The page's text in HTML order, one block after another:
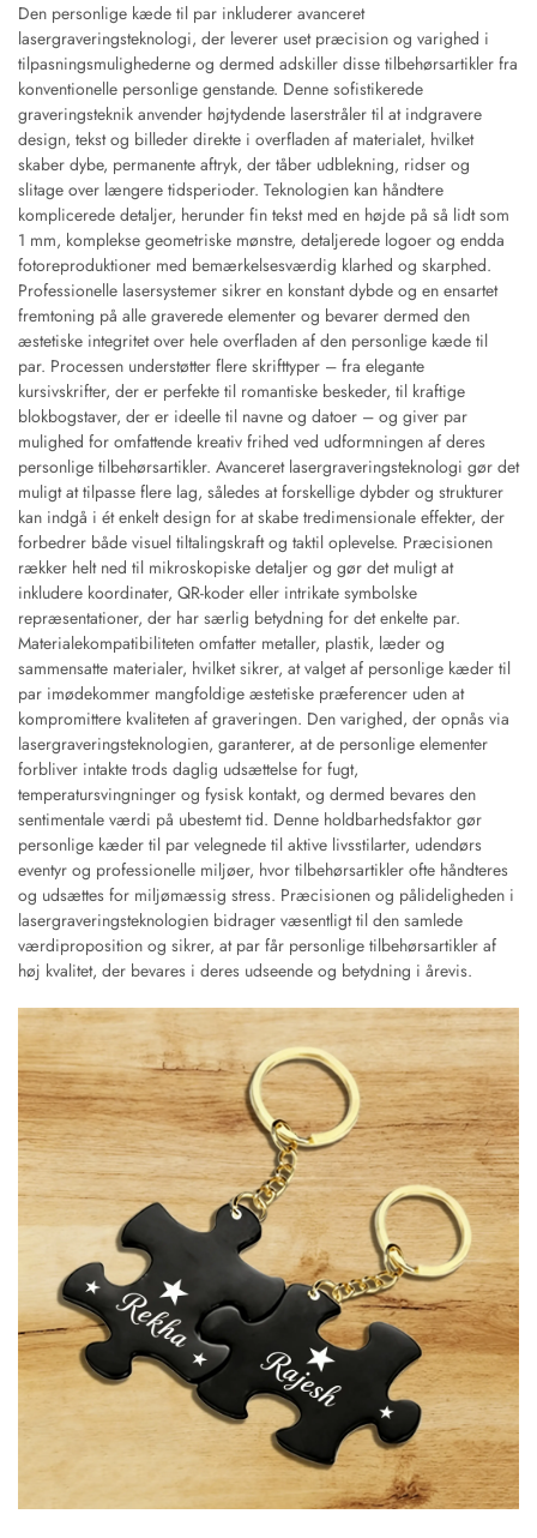
Den personlige kæde til par inkluderer avanceret
lasergraveringsteknologi, der leverer uset præcision og varighed i
tilpasningsmulighederne og dermed adskiller disse tilbehørsartikler fra
konventionelle personlige genstande. Denne sofistikerede
graveringsteknik anvender højtydende laserstråler til at indgravere
design, tekst og billeder direkte i overfladen af materialet, hvilket
skaber dybe, permanente aftryk, der tåber udblekning, ridser og
slitage over længere tidsperioder. Teknologien kan håndtere
komplicerede detaljer, herunder fin tekst med en højde på så lidt som
1 mm, komplekse geometriske mønstre, detaljerede logoer og endda
fotoreproduktioner med bemærkelsesværdig klarhed og skarphed.
Professionelle lasersystemer sikrer en konstant dybde og en ensartet
fremtoning på alle graverede elementer og bevarer dermed den
æstetiske integritet over hele overfladen af den personlige kæde til
par. Processen understøtter flere skrifttyper – fra elegante
kursivskrifter, der er perfekte til romantiske beskeder, til kraftige
blokbogstaver, der er ideelle til navne og datoer – og giver par
mulighed for omfattende kreativ frihed ved udformningen af deres
personlige tilbehørsartikler. Avanceret lasergraveringsteknologi gør det
muligt at tilpasse flere lag, således at forskellige dybder og strukturer
kan indgå i ét enkelt design for at skabe tredimensionale effekter, der
forbedrer både visuel tiltalingskraft og taktil oplevelse. Præcisionen
rækker helt ned til mikroskopiske detaljer og gør det muligt at
inkludere koordinater, QR-koder eller intrikate symbolske
repræsentationer, der har særlig betydning for det enkelte par.
Materialekompatibiliteten omfatter metaller, plastik, læder og
sammensatte materialer, hvilket sikrer, at valget af personlige kæder til
par imødekommer mangfoldige æstetiske præferencer uden at
kompromittere kvaliteten af graveringen. Den varighed, der opnås via
lasergraveringsteknologien, garanterer, at de personlige elementer
forbliver intakte trods daglig udsættelse for fugt,
temperatursvingninger og fysisk kontakt, og dermed bevares den
sentimentale værdi på ubestemt tid. Denne holdbarhedsfaktor gør
personlige kæder til par velegnede til aktive livsstilarter, udendørs
eventyr og professionelle miljøer, hvor tilbehørsartikler ofte håndteres
og udsættes for miljømæssig stress. Præcisionen og pålideligheden i
lasergraveringsteknologien bidrager væsentligt til den samlede
værdiproposition og sikrer, at par får personlige tilbehørsartikler af
høj kvalitet, der bevares i deres udseende og betydning i årevis.